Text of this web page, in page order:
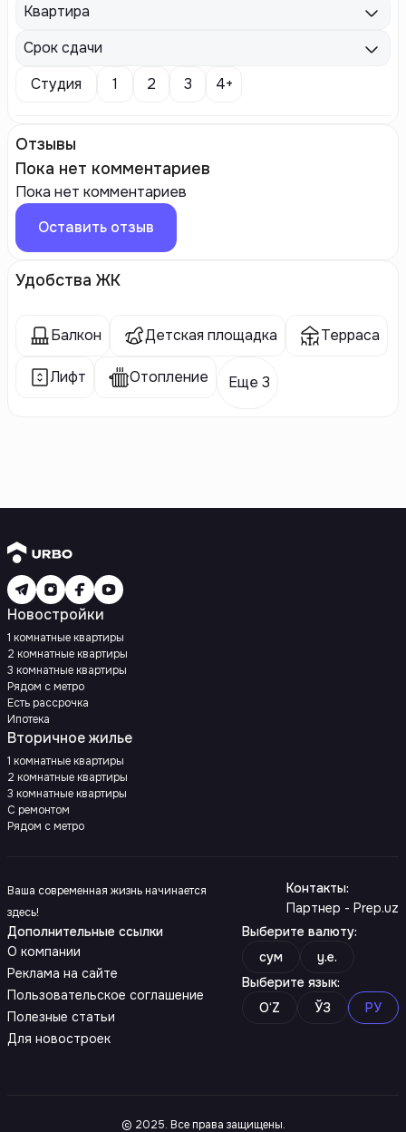
Квартира
Срок сдачи
Студия
1 2 3 4+
Отзывы
Пока нет комментариев
Пока нет комментариев
Оставить отзыв
Удобства ЖК
Балкон Детская площадка Терраса
Лифт Отопление Еще 3
Новостройки
1 комнатные квартиры
2 комнатные квартиры
3 комнатные квартиры
Рядом с метро
Есть рассрочка
Ипотека
Вторичное жилье
1 комнатные квартиры
2 комнатные квартиры
3 комнатные квартиры
С ремонтом
Рядом с метро
Ваша современная жизнь начинается
здесь!
Контакты:
Партнер - Prep.uz
Дополнительные ссылки
О компании
Реклама на сайте
Пользовательское соглашение
Полезные статьи
Для новостроек
Выберите валюту:
сум
y.e.
Выберите язык:
O‘Z
ЎЗ РУ
© 2025. Все права защищены.